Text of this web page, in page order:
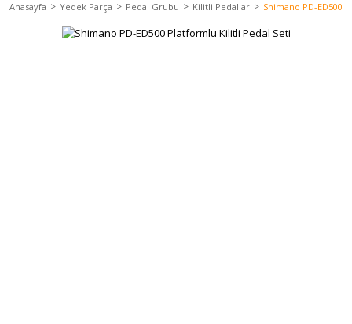
Anasayfa Yedek Parça Pedal Grubu Kilitli Pedallar Shimano PD-ED500